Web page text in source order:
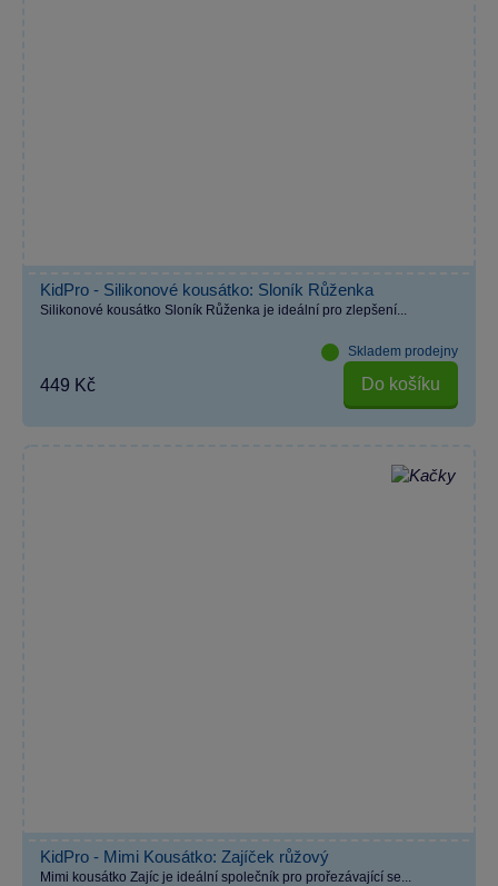
KidPro - Silikonové kousátko: Sloník Růženka
Silikonové kousátko Sloník Růženka je ideální pro zlepšení...
Skladem prodejny
449 Kč Do košíku
KidPro - Mimi Kousátko: Zajíček růžový
Mimi kousátko Zajíc je ideální společník pro prořezávající se...